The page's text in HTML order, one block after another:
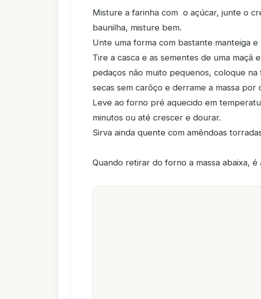
Misture a farinha com o açúcar, junte o
baunilha, misture bem.
Unte uma forma com bastante manteiga
Tire a casca e as sementes de uma maçã
pedaços não muito pequenos, coloque na
secas sem carôço e derrame a massa por
Leve ao forno pré aquecido em
minutos ou até crescer e dourar.
Sirva ainda quente com amêndoas
Quando retirar do forno a massa abaixa, é